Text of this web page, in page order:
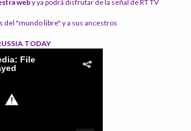
weby ya podrá disfrutar de la señal de RT TV
del "mundo libre" y a sus ancestros
TODAY